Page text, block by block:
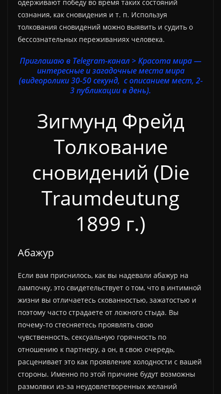
одерживают победу во время таких состояний
сознания, как сновидения и т. п. Используя
толкования сновидений можно выявить и судить о
бессознательных переживаниях человека.
Приглашаю в Telegram-канал > Красота мира —
интересные и загадочные места мира
(видеоролики 30-50 секунд, с описанием мест, 2-
3 публикации в день).
Зигмунд Фрейд
Толкование
сновидений (Die
Traumdeutung
1899 г.)
Абажур
Если вам приснилось, как вы надевали абажур на
лампочку, это свидетельствует о том, что в интимной
жизни вы отличаетесь скованностью, зажатостью и
поэтому часто страдаете от ложного стыда. Вы
почему-то стесняетесь проявлять свою
чувственность, сексуальную горячность по
отношению к партнеру, а он, в свою очередь,
расценивает это как проявление холодности с вашей
стороны. Именно по этой причине будут возможны
размолвки из-за неудовлетворенных желаний